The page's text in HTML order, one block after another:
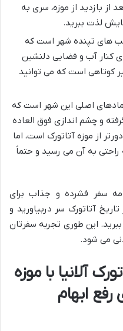
بازدید از موزه، سری به
لذت ببرید.
های تپنده شهر است که
کنار آب و فضایی دلنشین
کوتاهی است که می توانید
نمادهای اصلی این شهر است که
و چشم اندازی فوق العاده
از موزه آتاتورک است، اما
به آن می رسید و حتماً
سفر فشرده و جذاب برای
آتاتورک سر دربیاورید و
این طوری تجربه سفرتان
می شود.
آلانیا با موزه
رفع ابهام